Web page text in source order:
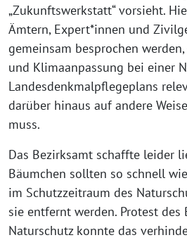
„Zukunftswerkstatt“ vorsieht.
Ämtern, Expert*innen und
gemeinsam besprochen
und Klimaanpassung bei einer
Landesdenkmalpflegeplans
darüber hinaus auf andere
muss.
Das Bezirksamt schaffte leider
Bäumchen sollten so schnell
im Schutzzeitraum des
sie entfernt werden. Protest
Naturschutz konnte das